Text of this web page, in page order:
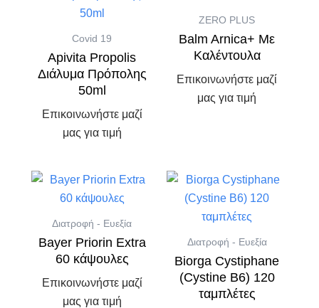
Covid 19
Apivita Propolis
Διάλυμα Πρόπολης
50ml
Επικοινωνήστε μαζί
μας για τιμή
ZERO PLUS
Balm Arnica+ Με
Καλέντουλα
Επικοινωνήστε μαζί
μας για τιμή
Διατροφή - Ευεξία
Bayer Priorin Extra
60 κάψουλες
Επικοινωνήστε μαζί
μας για τιμή
Διατροφή - Ευεξία
Biorga Cystiphane
(Cystine B6) 120
ταμπλέτες